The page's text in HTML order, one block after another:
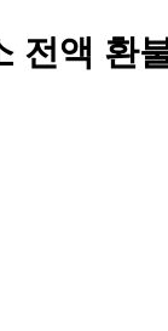
전액 환